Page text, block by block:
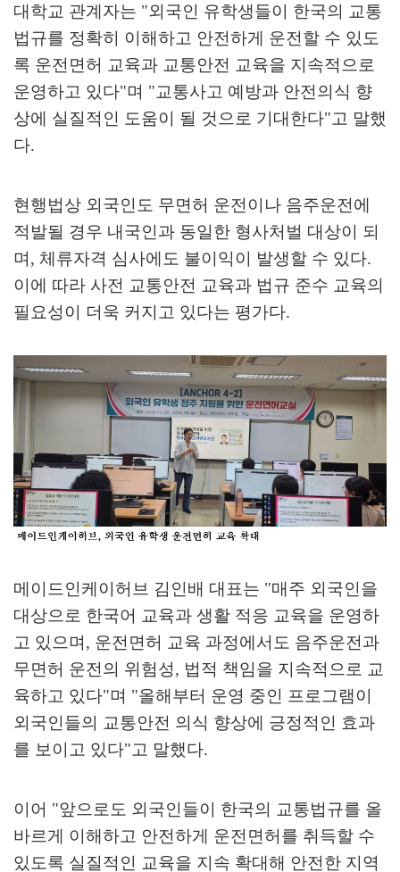
대학교 관계자는 "외국인 유학생들이 한국의 교통
법규를 정확히 이해하고 안전하게 운전할 수 있도
록 운전면허 교육과 교통안전 교육을 지속적으로
운영하고 있다"며 "교통사고 예방과 안전의식 향
상에 실질적인 도움이 될 것으로 기대한다"고 말했
다.
현행법상 외국인도 무면허 운전이나 음주운전에
적발될 경우 내국인과 동일한 형사처벌 대상이 되
며, 체류자격 심사에도 불이익이 발생할 수 있다.
이에 따라 사전 교통안전 교육과 법규 준수 교육의
필요성이 더욱 커지고 있다는 평가다.
메이드인케이허브 김인배 대표는 "매주 외국인을
대상으로 한국어 교육과 생활 적응 교육을 운영하
고 있으며 , 운전면허 교육 과정에서도 음주운전과
무면허 운전의 위험성, 법적 책임을 지속적으로 교
육하고 있다"며 "올해부터 운영 중인 프로그램이
외국인들의 교통안전 의식 향상에 긍정적인 효과
를 보이고 있다"고 말했다.
이어 "앞으로도 외국인들이 한국의 교통법규를 올
바르게 이해하고 안전하게 운전면허를 취득할 수
있도록 실질적인 교육을 지속 확대해 안전한 지역